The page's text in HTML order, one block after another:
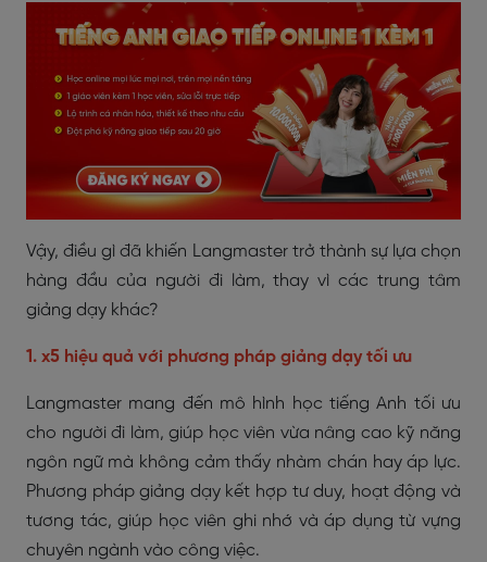
Vậy, điều gì đã khiến Langmaster trở thành sự lựa chọn
hàng đầu của người đi làm, thay vì các trung tâm
giảng dạy khác?
1. x5 hiệu quả với phương pháp giảng dạy tối ưu
Langmaster mang đến mô hình học tiếng Anh tối ưu
cho người đi làm, giúp học viên vừa nâng cao kỹ năng
ngôn ngữ mà không cảm thấy nhàm chán hay áp lực.
Phương pháp giảng dạy kết hợp tư duy, hoạt động và
tương tác, giúp học viên ghi nhớ và áp dụng từ vựng
chuyên ngành vào công việc.